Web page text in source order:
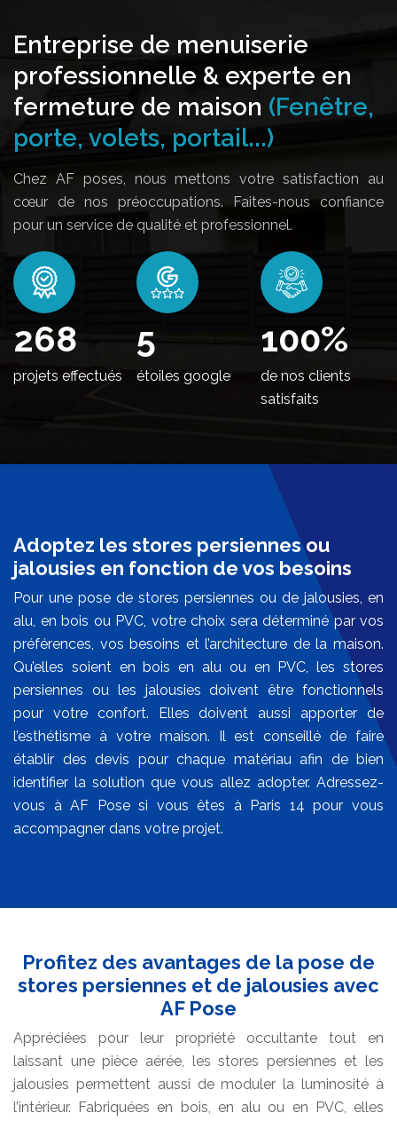
Entreprise de menuiserie
professionnelle & experte en
fermeture de maison (Fenêtre,
porte, volets, portail...)
Chez AF poses, nous mettons votre satisfaction au
cœur de nos préoccupations. Faites-nous confiance
pour un service de qualité et professionnel.
326
projets effectués
5
étoiles google
100%
de nos clients
satisfaits
Adoptez les stores persiennes ou
jalousies en fonction de vos besoins
Pour une pose de stores persiennes ou de jalousies, en
alu, en bois ou PVC, votre choix sera déterminé par vos
préférences, vos besoins et l’architecture de la maison.
Qu’elles soient en bois en alu ou en PVC, les stores
persiennes ou les jalousies doivent être fonctionnels
pour votre confort. Elles doivent aussi apporter de
l’esthétisme à votre maison. Il est conseillé de faire
établir des devis pour chaque matériau afin de bien
identifier la solution que vous allez adopter. Adressez-
vous à AF Pose si vous êtes à Paris 14 pour vous
accompagner dans votre projet.
Profitez des avantages de la pose de
stores persiennes et de jalousies avec
AF Pose
Appréciées pour leur propriété occultante tout en
laissant une pièce aérée, les stores persiennes et les
jalousies permettent aussi de moduler la luminosité à
l’intérieur. Fabriquées en bois, en alu ou en PVC, elles